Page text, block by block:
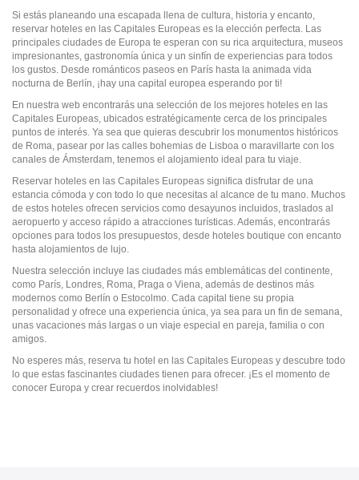
Si estás planeando una escapada llena de cultura, historia y encanto,
reservar hoteles en las Capitales Europeas es la elección perfecta. Las
principales ciudades de Europa te esperan con su rica arquitectura, museos
impresionantes, gastronomía única y un sinfín de experiencias para todos
los gustos. Desde románticos paseos en París hasta la animada vida
nocturna de Berlín, ¡hay una capital europea esperando por ti!
En nuestra web encontrarás una selección de los mejores hoteles en las
Capitales Europeas, ubicados estratégicamente cerca de los principales
puntos de interés. Ya sea que quieras descubrir los monumentos históricos
de Roma, pasear por las calles bohemias de Lisboa o maravillarte con los
canales de Ámsterdam, tenemos el alojamiento ideal para tu viaje.
Reservar hoteles en las Capitales Europeas significa disfrutar de una
estancia cómoda y con todo lo que necesitas al alcance de tu mano. Muchos
de estos hoteles ofrecen servicios como desayunos incluidos, traslados al
aeropuerto y acceso rápido a atracciones turísticas. Además, encontrarás
opciones para todos los presupuestos, desde hoteles boutique con encanto
hasta alojamientos de lujo.
Nuestra selección incluye las ciudades más emblemáticas del continente,
como París, Londres, Roma, Praga o Viena, además de destinos más
modernos como Berlín o Estocolmo. Cada capital tiene su propia
personalidad y ofrece una experiencia única, ya sea para un fin de semana,
unas vacaciones más largas o un viaje especial en pareja, familia o con
amigos.
No esperes más, reserva tu hotel en las Capitales Europeas y descubre todo
lo que estas fascinantes ciudades tienen para ofrecer. ¡Es el momento de
conocer Europa y crear recuerdos inolvidables!